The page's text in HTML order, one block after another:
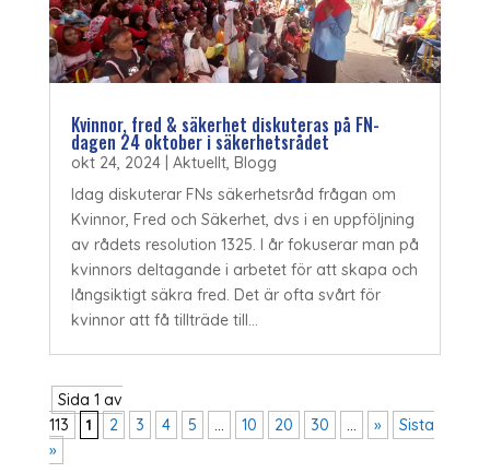
Kvinnor, fred & säkerhet diskuteras på FN-
dagen 24 oktober i säkerhetsrådet
okt 24, 2024| Aktuellt, Blogg
Idag diskuterar FNs säkerhetsråd frågan om
Kvinnor, Fred och Säkerhet, dvs i en uppföljning
av rådets resolution 1325. I år fokuserar man på
kvinnors deltagande i arbetet för att skapa och
långsiktigt säkra fred. Det är ofta svårt för
kvinnor att få tillträde till...
Sida 1 av
113
1 2 3 4 5 ... 10 20 30 ... »
Sista
»